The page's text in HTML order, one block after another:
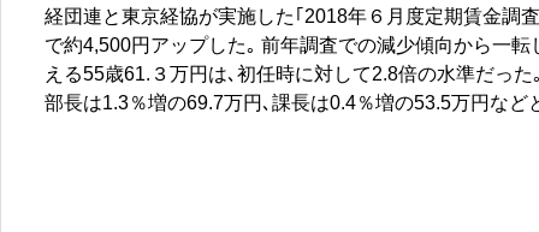
経団連と東京経協が実施した｢2018年６月度定期賃金調
で約4,500円アップした｡ 前年調査での減少傾向から一
える55歳61.３万円は､初任時に対して2.8倍の水準だっ
部長は1.3％増の69.7万円､課長は0.4％増の53.5万円など